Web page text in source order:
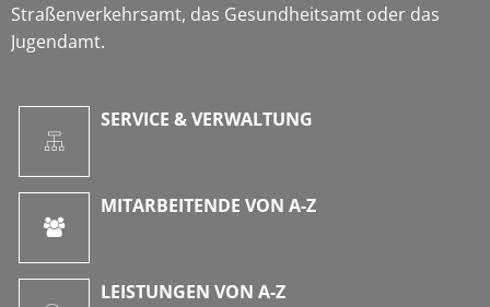
Straßenverkehrsamt, das Gesundheitsamt oder das
Jugendamt.
SERVICE & VERWALTUNG
MITARBEITENDE VON A-Z
LEISTUNGEN VON A-Z